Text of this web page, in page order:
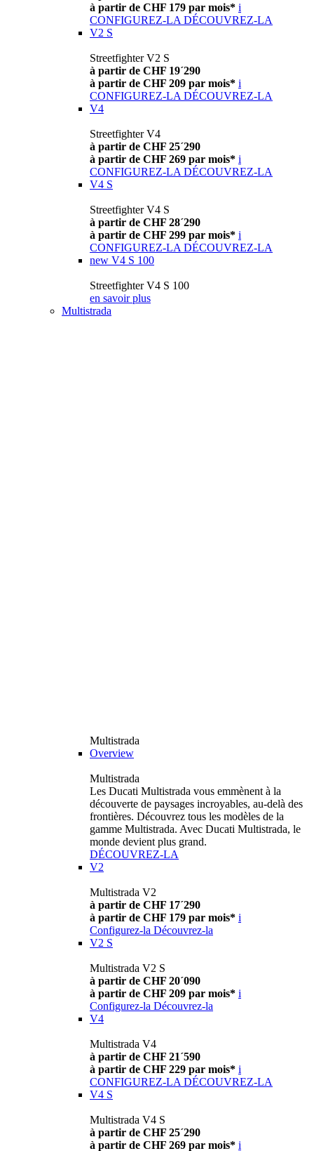
à partir de CHF 179 par mois* i
CONFIGUREZ-LA DÉCOUVREZ-LA
V2 S
Streetfighter V2 S
à partir de CHF 19´290
à partir de CHF 209 par mois* i
CONFIGUREZ-LA DÉCOUVREZ-LA
V4
Streetfighter V4
à partir de CHF 25´290
à partir de CHF 269 par mois* i
CONFIGUREZ-LA DÉCOUVREZ-LA
V4 S
Streetfighter V4 S
à partir de CHF 28´290
à partir de CHF 299 par mois* i
CONFIGUREZ-LA DÉCOUVREZ-LA
new V4 S 100
Streetfighter V4 S 100
en savoir plus
Multistrada
Multistrada
Overview
Multistrada
Les Ducati Multistrada vous emmènent à la
découverte de paysages incroyables, au-delà des
frontières. Découvrez tous les modèles de la
gamme Multistrada. Avec Ducati Multistrada, le
monde devient plus grand.
DÉCOUVREZ-LA
V2
Multistrada V2
à partir de CHF 17´290
à partir de CHF 179 par mois* i
Configurez-la Découvrez-la
V2 S
Multistrada V2 S
à partir de CHF 20´090
à partir de CHF 209 par mois* i
Configurez-la Découvrez-la
V4
Multistrada V4
à partir de CHF 21´590
à partir de CHF 229 par mois* i
CONFIGUREZ-LA DÉCOUVREZ-LA
V4 S
Multistrada V4 S
à partir de CHF 25´290
à partir de CHF 269 par mois* i